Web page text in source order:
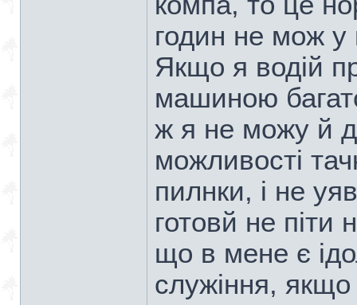
годин не мож у
Якщо я водій
машиною
ж я не можу й
можливості
пилнки, і не
готовй не піти
що в мене є
служіння,